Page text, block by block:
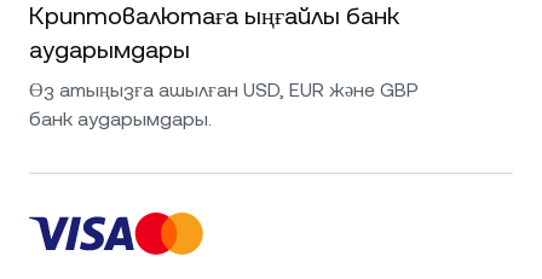
Криптовалютаға ыңғайлы банк
аударымдары
Өз атыңызға ашылған USD, EUR және GBP
банк аударымдары.